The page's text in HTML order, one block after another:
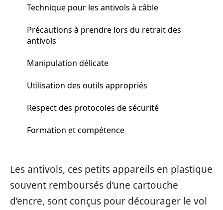
Technique pour les antivols à câble
Précautions à prendre lors du retrait des
antivols
Manipulation délicate
Utilisation des outils appropriés
Respect des protocoles de sécurité
Formation et compétence
Les antivols, ces petits appareils en plastique
souvent remboursés d’une cartouche
d’encre, sont conçus pour décourager le vol